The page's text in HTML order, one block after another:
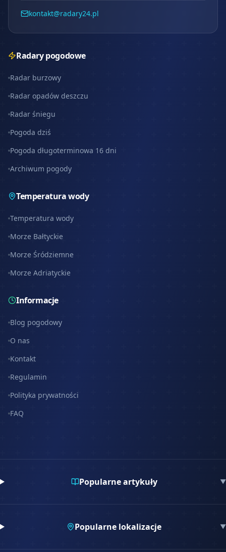
kontakt@radary24.pl
Radary pogodowe
Radar burzowy
Radar opadów deszczu
Radar śniegu
Pogoda dziś
Pogoda długoterminowa 16 dni
Archiwum pogody
Temperatura wody
Temperatura wody
Morze Bałtyckie
Morze Śródziemne
Morze Adriatyckie
Informacje
Blog pogodowy
O nas
Kontakt
Regulamin
Polityka prywatności
FAQ
Popularne artykuły ▼
Popularne lokalizacje ▼